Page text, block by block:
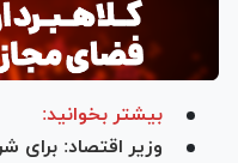
بیشتر بخوانید:
وزیر اقتصاد: برای